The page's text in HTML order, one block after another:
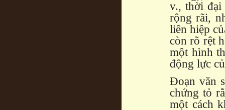
v., thời đại
rộng rãi,
liên hiệp
còn rõ rệt
một hình
động lực
Đoạn văn
chứng tỏ
một cách